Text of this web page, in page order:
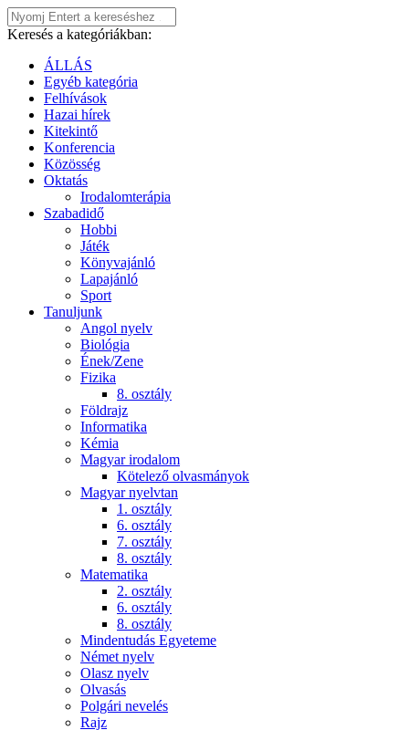
Keresés a kategóriákban:
ÁLLÁS
Egyéb kategória
Felhívások
Hazai hírek
Kitekintő
Konferencia
Közösség
Oktatás
Irodalomterápia
Szabadidő
Hobbi
Játék
Könyvajánló
Lapajánló
Sport
Tanuljunk
Angol nyelv
Biológia
Ének/Zene
Fizika
8. osztály
Földrajz
Informatika
Kémia
Magyar irodalom
Kötelező olvasmányok
Magyar nyelvtan
1. osztály
6. osztály
7. osztály
8. osztály
Matematika
2. osztály
6. osztály
8. osztály
Mindentudás Egyeteme
Német nyelv
Olasz nyelv
Olvasás
Polgári nevelés
Rajz